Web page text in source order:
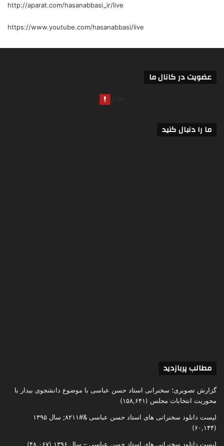
http://aparat.com/hasanabbasi_ir/live
https://www.youtube.com/hasanabbasi/live
عضویت در کانال ما
ما را دنبال کنید
مطالب پربازدید
گزارش تصویری؛ سخنرانی استاد حسن عباسی با موضوع دانشجوی بیدار با
محوریت انتخابات مجلس (۱۵۸,۶۴۱)
لیست دانلود سخنرانی های استاد حسن عباسی &#۸۲۱۱; سال ۱۳۹۵
(۶۰,۱۴۴)
لیست دانلود سخنرانی های استاد حسن عباسی – سال ۱۳۹۶ (۴۸,۰۶۷)